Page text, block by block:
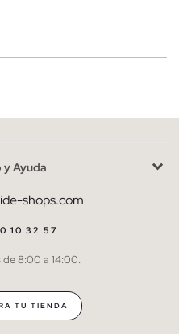
privacidad
en cualquier momento.
Ayuda
shops.com
10 32 57
de 8:00 a 14:00.
TU TIENDA